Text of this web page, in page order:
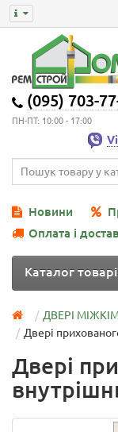
(095) 703-
ПН-ПТ: 10:00 - 17:00
Новини
Оплата і
Каталог
ДВЕРІ
Двері
Двері